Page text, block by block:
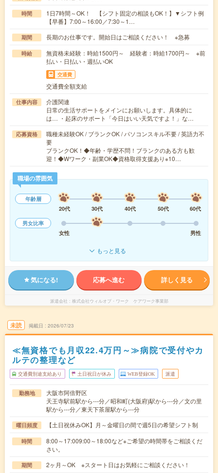
時間
1日7時間～OK！ 【シフト固定の相談もOK！】▼シフト例
【早番】7:00～16:00／7:30～1…
期間 長期のお仕事です。開始日はご相談ください！ ※急募
時給
無資格未経験：時給1500円～ 経験者：時給1700円～ ※前
払い・日払い・週払いOK
交通費
交通費全額支給
仕事内容
介護関連
日常の生活サポートをメインにお願いします。具体的に
は… ・起床のサポート「今日はいい天気ですよ！」な…
応募資格
職種未経験OK / ブランクOK / パソコンスキル不要 / 英語力不
要
ブランクOK！◆年齢・学歴不問！ブランクのある方も歓
迎！◆Wワーク・副業OK◆資格取得支援あり※10…
職場の雰囲気
年齢層
20代
30代 40代 50代
60代
男女比率
女性
男性
もっと見る
気になる! 応募へ進む 詳しく見る
派遣会社 株式会社ウィルオブ・ワーク ケアワーク事業部
未読 掲載日 2026/07/23
≪無資格でも月収22.4万円～≫病院で受付やカ
ルテの整理など
交通費別途支給あり 土日祝日が休み WEB登録OK 派遣
勤務地
大阪市阿倍野区
天王寺駅前駅から---分／昭和町(大阪府)駅から---分／文の里
駅から---分／東天下茶屋駅から---分
曜日頻度 【土日祝休みOK】月～金曜日の間で週5日の希望シフト制
時間
8:00～17:009:00～18:00など※ご希望の時間帯をご相談くだ
さい。
期間 2ヶ月～OK ※スタート日はお気軽にご相談ください！